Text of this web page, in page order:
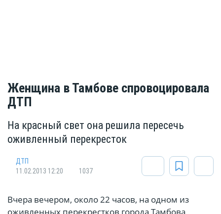
Женщина в Тамбове спровоцировала
ДТП
На красный свет она решила пересечь
оживленный перекресток
ДТП
11.02.2013 12:20
1037
Вчера вечером, около 22 часов, на одном из